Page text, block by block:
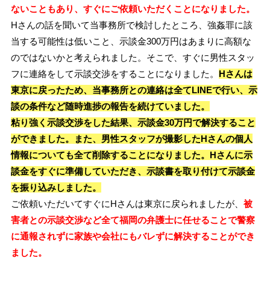
ないこともあり、すぐにご依頼いただくことになりました。
Hさんの話を聞いて当事務所で検討したところ、強姦罪に該
当する可能性は低いこと、示談金300万円はあまりに高額な
のではないかと考えられました。そこで、すぐに男性スタッ
フに連絡をして示談交渉をすることになりました。 Hさんは
東京に戻ったため、当事務所との連絡は全てLINEで行い、示
談の条件など随時進捗の報告を続けていました。
粘り強く示談交渉をした結果、示談金30万円で解決すること
ができました。また、男性スタッフが撮影したHさんの個人
情報についても全て削除することになりました。Hさんに示
談金をすぐに準備していただき、示談書を取り付けて示談金
を振り込みしました。
ご依頼いただいてすぐにHさんは東京に戻られましたが、 被
害者との示談交渉など全て福岡の弁護士に任せることで警察
に通報されずに家族や会社にもバレずに解決することができ
ました。